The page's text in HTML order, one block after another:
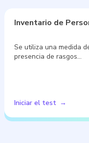
Inventario de
Se utiliza una medida
presencia de rasgos…
Iniciar el test